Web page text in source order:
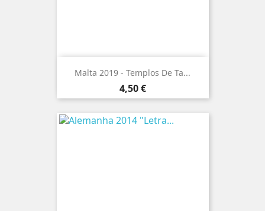
Malta 2019 - Templos De Ta...
Preço
4,50 €